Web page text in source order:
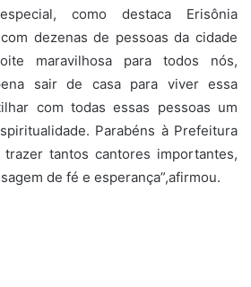
como destaca Erisônia
dezenas de pessoas da cidade
maravilhosa para todos nós,
sair de casa para viver essa
com todas essas pessoas um
Parabéns à Prefeitura
tantos cantores importantes,
de fé e esperança”,afirmou.